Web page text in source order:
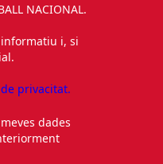
NACIONAL.
i, si
privacitat.
dades